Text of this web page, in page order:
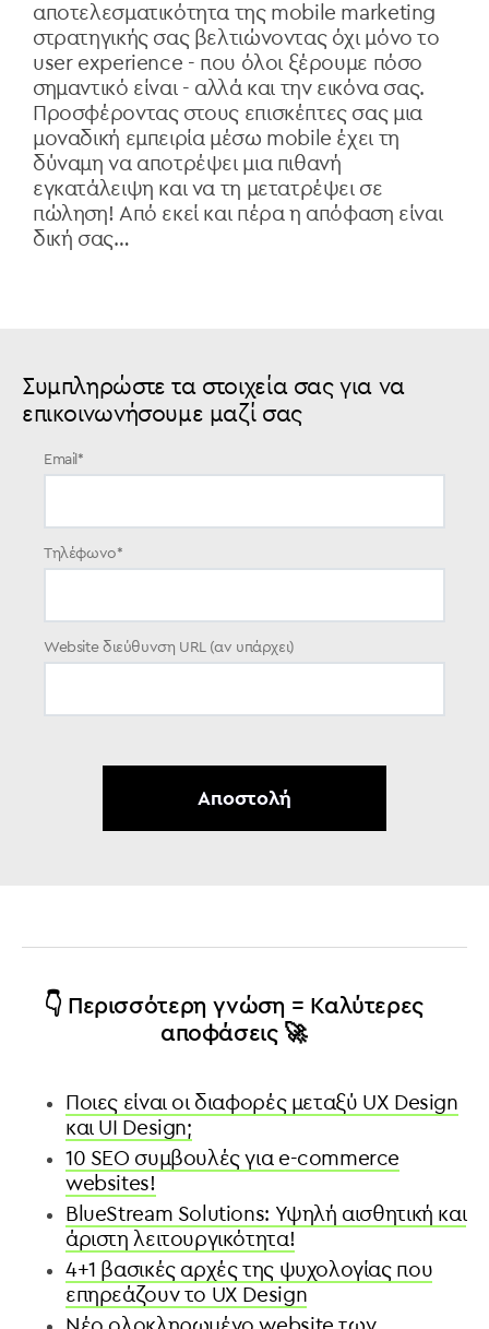
αποτελεσματικότητα της mobile marketing
στρατηγικής σας βελτιώνοντας όχι μόνο το
user experience - που όλοι ξέρουμε πόσο
σημαντικό είναι - αλλά και την εικόνα σας.
Προσφέροντας στους επισκέπτες σας μια
μοναδική εμπειρία μέσω mobile έχει τη
δύναμη να αποτρέψει μια πιθανή
εγκατάλειψη και να τη μετατρέψει σε
πώληση! Από εκεί και πέρα η απόφαση είναι
δική σας…
Συμπληρώστε τα στοιχεία σας για να
επικοινωνήσουμε μαζί σας
Email *
Τηλέφωνο*
Website διεύθυνση URL (αν υπάρχει)
👇 Περισσότερη γνώση = Καλύτερες
αποφάσεις 🚀
Ποιες είναι οι διαφορές μεταξύ UX Design
και UI Design;
10 SEO συμβουλές για e-commerce
websites!
BlueStream Solutions: Υψηλή αισθητική και
άριστη λειτουργικότητα!
4+1 βασικές αρχές της ψυχολογίας που
επηρεάζουν το UX Design